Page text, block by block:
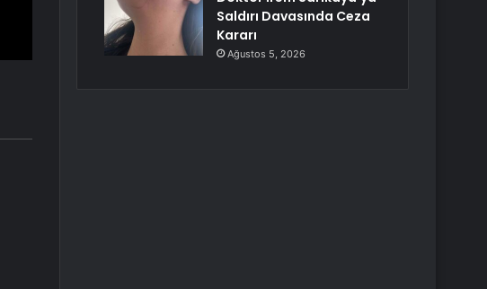
Saldırı Davasında Ceza
Kararı
Ağustos 5, 2026